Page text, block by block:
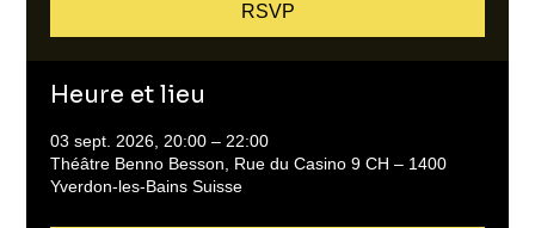
RSVP
Heure et lieu
03 sept. 2026, 20:00 – 22:00
Théâtre Benno Besson, Rue du Casino 9 CH – 1400
Yverdon-les-Bains Suisse